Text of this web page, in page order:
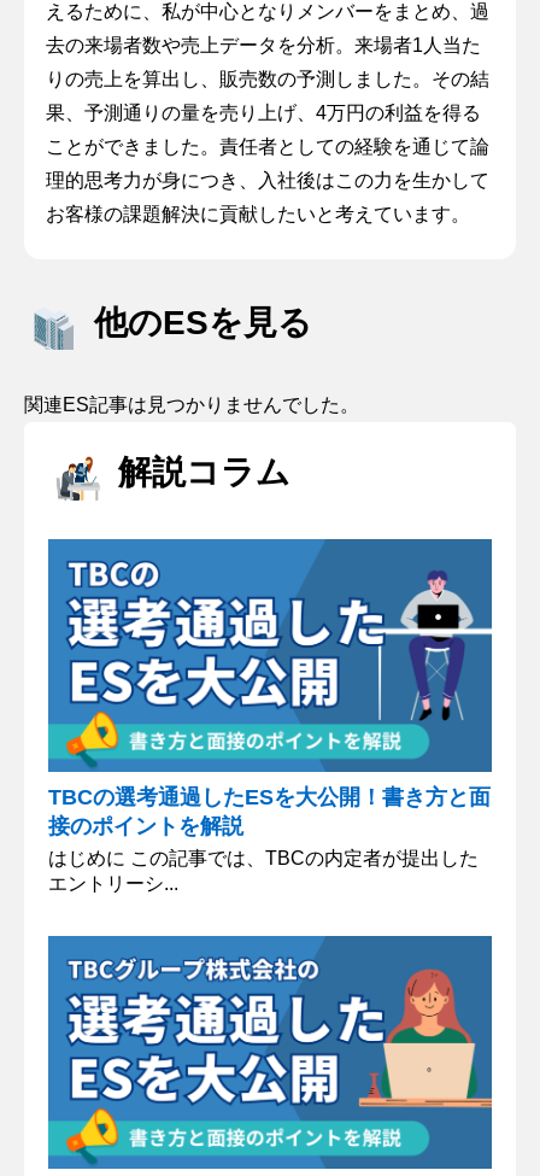
えるために、私が中心となりメンバーをまとめ、過
去の来場者数や売上データを分析。来場者1人当た
りの売上を算出し、販売数の予測しました。その結
果、予測通りの量を売り上げ、4万円の利益を得る
ことができました。責任者としての経験を通じて論
理的思考力が身につき、入社後はこの力を生かして
お客様の課題解決に貢献したいと考えています。
他のESを見る
関連ES記事は見つかりませんでした。
解説コラム
TBCの選考通過したESを大公開！書き方と面
接のポイントを解説
はじめに この記事では、TBCの内定者が提出した
エントリーシ...